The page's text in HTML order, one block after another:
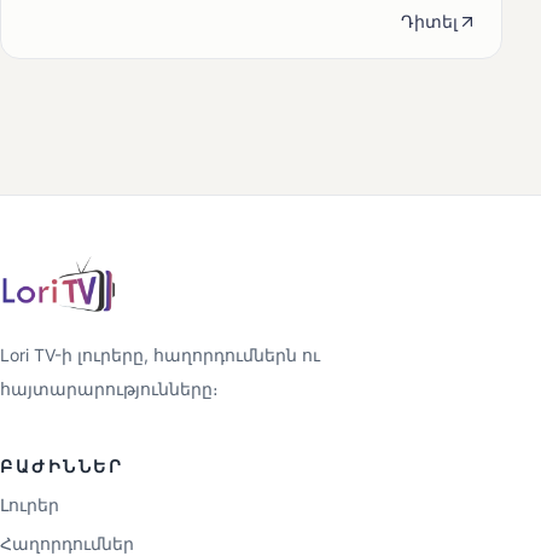
Դիտել
Lori TV-ի լուրերը, հաղորդումներն ու
հայտարարությունները։
ԲԱԺԻՆՆԵՐ
Լուրեր
Հաղորդումներ